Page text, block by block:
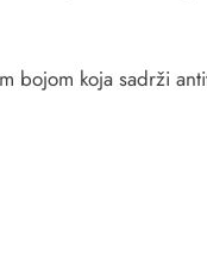
bojom koja sadrži